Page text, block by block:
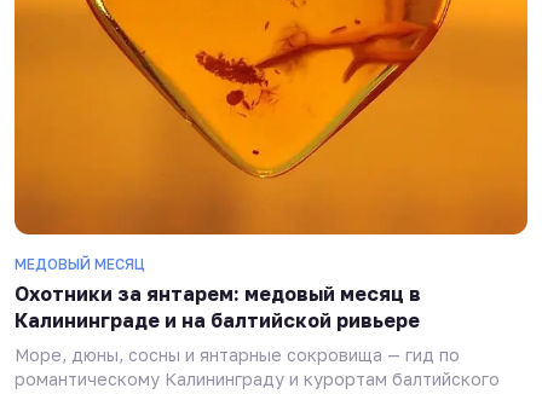
МЕДОВЫЙ МЕСЯЦ
Охотники за янтарем: медовый месяц в
Калининграде и на балтийской ривьере
Море, дюны, сосны и янтарные сокровища — гид по
романтическому Калининграду и курортам балтийского